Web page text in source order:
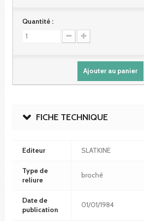
Quantité :
Ajouter au panier
FICHE TECHNIQUE
Editeur SLATKINE
Type de
reliure
broché
Date de
publication
01/01/1984